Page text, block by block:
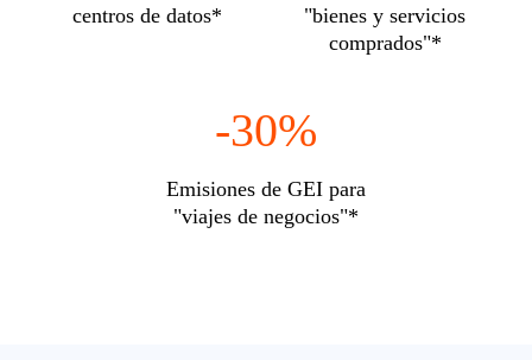
centros de datos*
"bienes y servicios
comprados"*
-30%
Emisiones de GEI para
"viajes de negocios"*